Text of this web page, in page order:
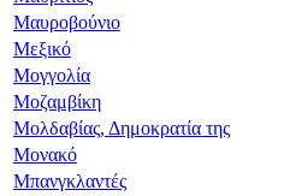
Μαυροβούνιο
Μεξικό
Μογγολία
Μοζαμβίκη
Μολδαβίας, Δημοκρατία της
Μονακό
Μπανγκλαντές